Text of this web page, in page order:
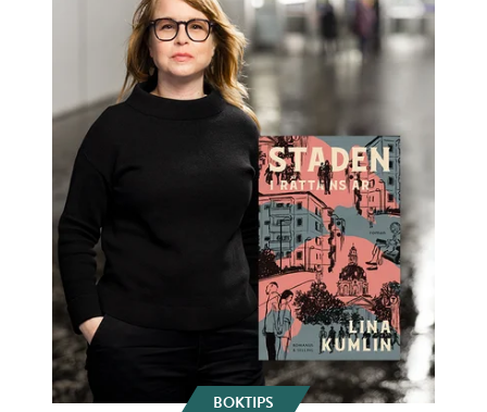
BOKTIPS